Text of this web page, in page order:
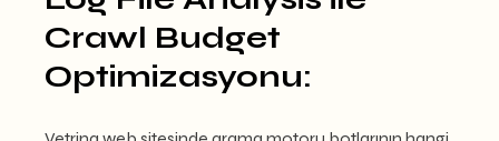
Crawl Budget
Optimizasyonu: